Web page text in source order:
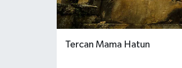
Tercan Mama Hatun